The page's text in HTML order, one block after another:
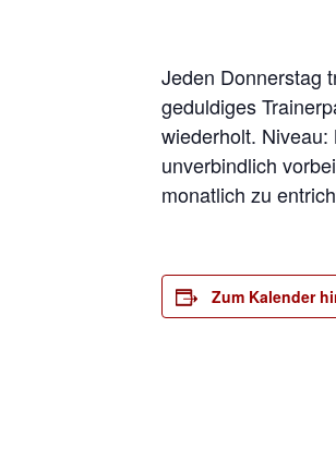
Jeden Donnerstag
geduldiges
wiederholt.
unverbindlich
monatlich zu
Zum Kalender